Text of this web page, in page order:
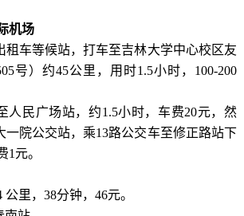
机场
租车等候站，打车至吉林大学中心校区友
号）约45公里，用时1.5小时，100-200
人民广场站，约1.5小时，车费20元，然
一院公交站，乘13路公交车至修正路站下
1元。
里，38分钟，46元。